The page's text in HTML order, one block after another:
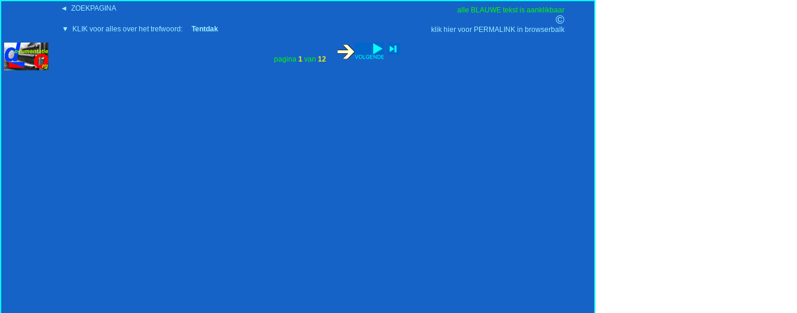
◄ ZOEKPAGINA alle BLAUWE tekst is aanklikbaar
klik hier voor PERMALINK in browserbalk
©
▼ KLIK voor alles over het trefwoord: Tentdak
pagina 1 van 12
'15:19 19-2-2008